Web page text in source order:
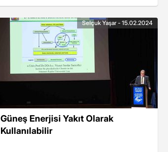
Güneş Enerjisi Yakıt Olarak
Kullanılabilir
Selçuk Yaşar - 15.02.2024